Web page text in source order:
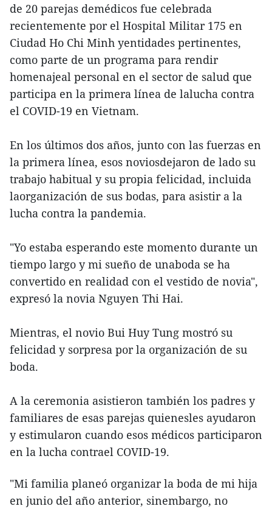
de 20 parejas demédicos fue celebrada
recientemente por el Hospital Militar 175 en
Ciudad Ho Chi Minh yentidades pertinentes,
como parte de un programa para rendir
homenajeal personal en el sector de salud que
participa en la primera línea de lalucha contra
el COVID-19 en Vietnam.
En los últimos dos años, junto con las fuerzas en
la primera línea, esos noviosdejaron de lado su
trabajo habitual y su propia felicidad, incluida
laorganización de sus bodas, para asistir a la
lucha contra la pandemia.
"Yo estaba esperando este momento durante un
tiempo largo y mi sueño de unaboda se ha
convertido en realidad con el vestido de novia",
expresó la novia Nguyen Thi Hai.
Mientras, el novio Bui Huy Tung mostró su
felicidad y sorpresa por la organización de su
boda.
A la ceremonia asistieron también los padres y
familiares de esas parejas quienesles ayudaron
y estimularon cuando esos médicos participaron
en la lucha contrael COVID-19.
"Mi familia planeó organizar la boda de mi hija
en junio del año anterior, sinembargo, no